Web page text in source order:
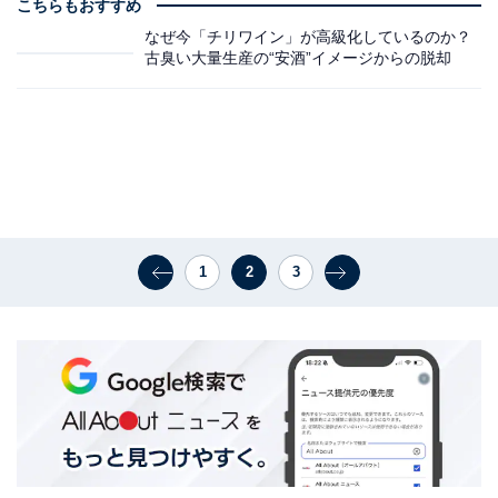
こちらもおすすめ
なぜ今「チリワイン」が高級化しているのか？
古臭い大量生産の“安酒”イメージからの脱却
1 2 3